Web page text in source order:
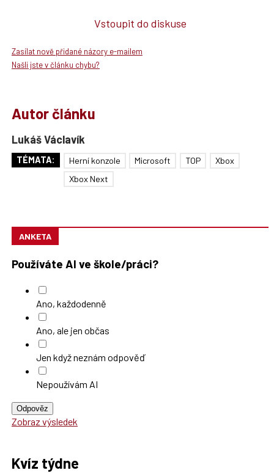
Vstoupit do diskuse
Zasílat nově přidané názory e-mailem
Našli jste v článku chybu?
Autor článku
Lukáš Václavík
TÉMATA: Herní konzole Microsoft TOP
Xbox
Xbox Next
ANKETA
Používáte AI ve škole/práci?
Ano, každodenně
Ano, ale jen občas
Jen když neznám odpověď
Nepoužívám AI
Odpověz
Zobraz výsledek
Kvíz týdne